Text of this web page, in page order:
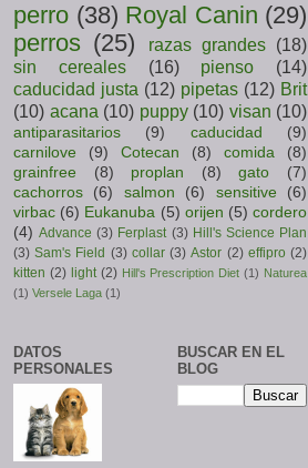
perro (38) Royal Canin (29)
perros (25) razas grandes (18)
sin cereales
(16) pienso
(14)
caducidad justa (12) pipetas (12) Brit
(10) acana (10) puppy (10) visan (10)
antiparasitarios (9) caducidad
(9)
carnilove
(9) Cotecan (8) comida
(8)
grainfree
(8) proplan (8) gato
(7)
cachorros
(6) salmon (6) sensitive
(6)
virbac (6) Eukanuba (5) orijen (5) cordero
(4) Advance (3) Ferplast (3) Hill's Science Plan
(3) Sam's Field (3) collar (3) Astor (2) effipro (2)
kitten (2) light (2) Hill's Prescription Diet (1) Naturea
(1) Versele Laga (1)
DATOS
PERSONALES
BUSCAR EN EL
BLOG